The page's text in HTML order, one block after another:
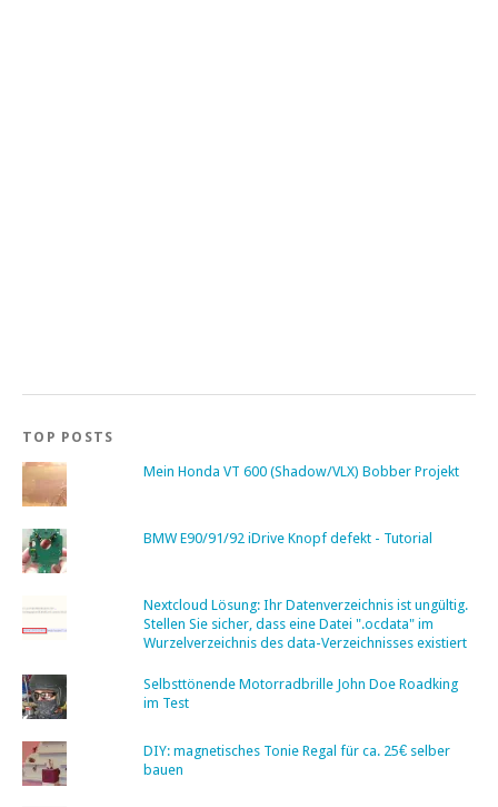
TOP POSTS
Mein Honda VT 600 (Shadow/VLX) Bobber Projekt
BMW E90/91/92 iDrive Knopf defekt - Tutorial
Nextcloud Lösung: Ihr Datenverzeichnis ist ungültig.
Stellen Sie sicher, dass eine Datei ".ocdata" im
Wurzelverzeichnis des data-Verzeichnisses existiert
Selbsttönende Motorradbrille John Doe Roadking
im Test
DIY: magnetisches Tonie Regal für ca. 25€ selber
bauen